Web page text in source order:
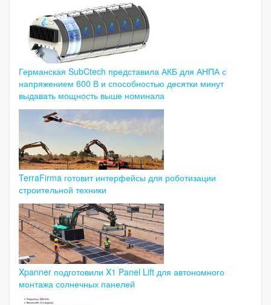
Германская SubCtech представила АКБ для АНПА с
напряжением 600 В и способностью десятки минут
выдавать мощность выше номинала
TerraFirma готовит интерфейсы для роботизации
строительной техники
Xpanner подготовили X1 Panel Lift для автономного
монтажа солнечных панелей